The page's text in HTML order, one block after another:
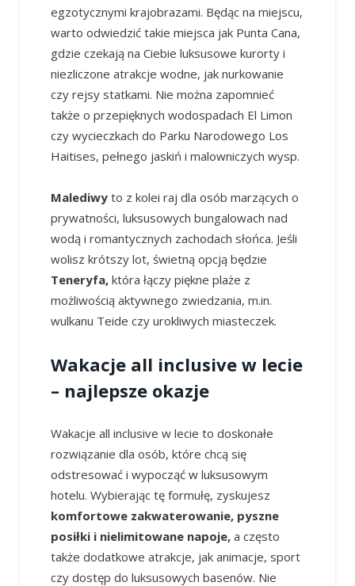
egzotycznymi krajobrazami. Będąc na miejscu,
warto odwiedzić takie miejsca jak Punta Cana,
gdzie czekają na Ciebie luksusowe kurorty i
niezliczone atrakcje wodne, jak nurkowanie
czy rejsy statkami. Nie można zapomnieć
także o przepięknych wodospadach El Limon
czy wycieczkach do Parku Narodowego Los
Haitises, pełnego jaskiń i malowniczych wysp.
Malediwyto z kolei raj dla osób marzących o
prywatności, luksusowych bungalowach nad
wodą i romantycznych zachodach słońca. Jeśli
wolisz krótszy lot, świetną opcją będzie
Teneryfa,która łączy piękne plaże z
możliwością aktywnego zwiedzania, m.in.
wulkanu Teide czy urokliwych miasteczek.
Wakacje all inclusive w lecie
– najlepsze okazje
Wakacje all inclusive w lecie to doskonałe
rozwiązanie dla osób, które chcą się
odstresować i wypocząć w luksusowym
hotelu. Wybierając tę formułę, zyskujesz
komfortowe zakwaterowanie, pyszne
posiłki i nielimitowane napoje,a często
także dodatkowe atrakcje, jak animacje, sport
czy dostęp do luksusowych basenów. Nie